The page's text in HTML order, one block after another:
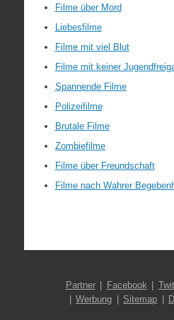
Filme über Mord
Liebesfilme
Filme mit viel Blut
Filme mit keiner
Spannende Filme
Polizeifilme
Brutale Filme
Zombiefilme
Filme über Freundschaft
Filme nach Wahrer
Partner Facebook
Werbung
Sitemap